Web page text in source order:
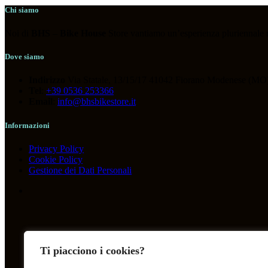
Ti piacciono i cookies?
COMPONENTI
Chi siamo
Dove siamo
+39 0536 253366
info@bhsbikestore.it
Informazioni
Privacy Policy
Cookie Policy
Gestione dei Dati Personali